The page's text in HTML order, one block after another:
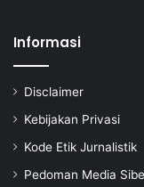
Informasi
Disclaimer
Kebijakan Privasi
Kode Etik Jurnalistik
Pedoman Media